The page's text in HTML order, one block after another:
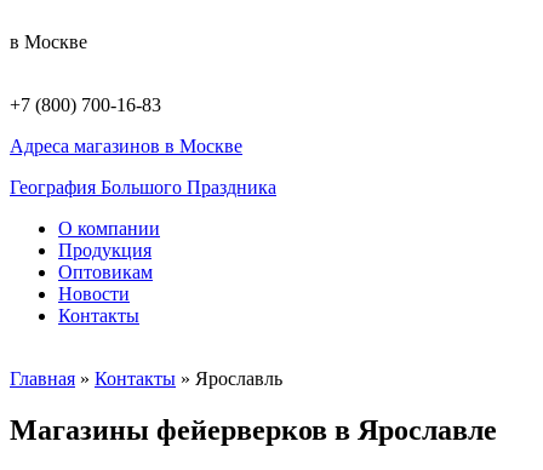
в Москве
+7 (800) 700-16-83
Адреса магазинов в Москве
География Большого Праздника
О компании
Продукция
Оптовикам
Новости
Контакты
Главная » Контакты » Ярославль
Магазины фейерверков в Ярославле